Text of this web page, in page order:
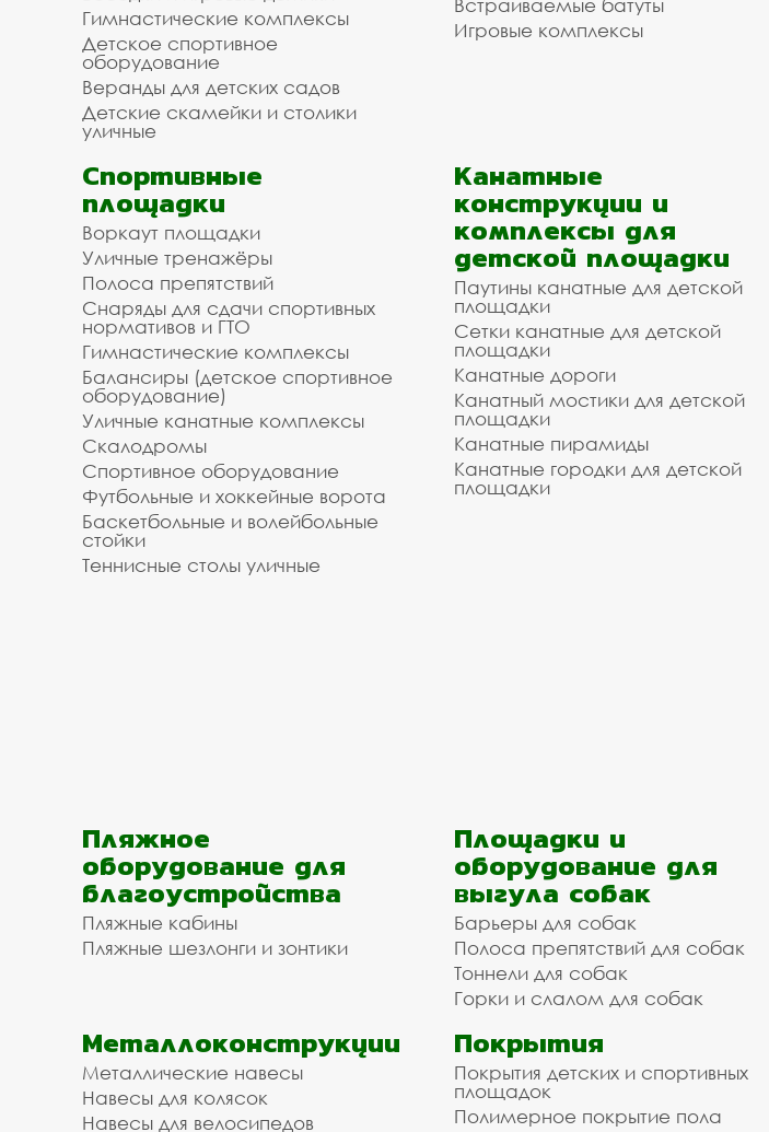
Гимнастические комплексы
Детское спортивное
оборудование
Веранды для детских садов
Детские скамейки и столики
уличные
Встраиваемые батуты
Игровые комплексы
Спортивные
площадки
Воркаут площадки
Уличные тренажёры
Полоса препятствий
Снаряды для сдачи спортивных
нормативов и ГТО
Гимнастические комплексы
Балансиры (детское спортивное
оборудование)
Уличные канатные комплексы
Скалодромы
Спортивное оборудование
Футбольные и хоккейные ворота
Баскетбольные и волейбольные
стойки
Теннисные столы уличные
Канатные
конструкции и
комплексы для
детской площадки
Паутины канатные для детской
площадки
Сетки канатные для детской
площадки
Канатные дороги
Канатный мостики для детской
площадки
Канатные пирамиды
Канатные городки для детской
площадки
Пляжное
оборудование для
благоустройства
Пляжные кабины
Пляжные шезлонги и зонтики
Площадки и
оборудование для
выгула собак
Барьеры для собак
Полоса препятствий для собак
Тоннели для собак
Горки и слалом для собак
Металлоконструкции
Металлические навесы
Навесы для колясок
Навесы для велосипедов
Покрытия
Покрытия детских и спортивных
площадок
Полимерное покрытие пола